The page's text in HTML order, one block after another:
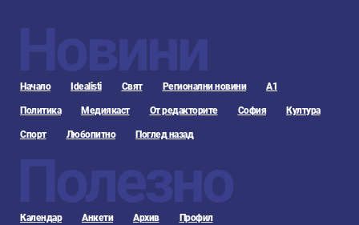
Новини
Начало Idealisti Свят Регионални новини А1
Политика Медиякаст От редакторите София Култура
Спорт Любопитно Поглед назад
Полезно
Календар Анкети Архив Профил